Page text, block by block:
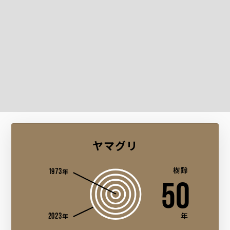
ヤマグリ
1973年
2023年
樹齢
50
年